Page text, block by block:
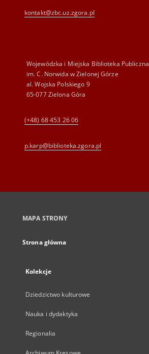
kontakt@zbc.uz.zgora.pl
Wojewódzka i Miejska Biblioteka Publiczna
im. C. Norwida w Zielonej Górze
al. Wojska Polskiego 9
65-077 Zielona Góra
(+48) 68 453 26 06
p.karp@biblioteka.zgora.pl
MAPA STRONY
Strona główna
Kolekcje
Dziedzictwo kulturowe
Nauka i dydaktyka
Regionalia